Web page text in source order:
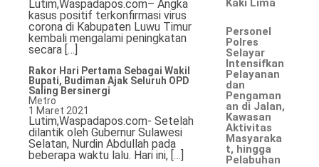
Hiburan
Pendidikan
Edukasi
Tekno
Kaki Lima
Personel
Polres
Selayar
Intensifkan
Pelayanan
dan
Pengaman
an di Jalan,
Kawasan
Aktivitas
Masyaraka
t, hingga
Pelabuhan
Lutim,Waspadapos.com– Angka
kasus positif terkonfirmasi virus
corona di Kabupaten Luwu Timur
kembali mengalami peningkatan
secara […]
Rakor Hari Pertama Sebagai Wakil
Bupati, Budiman Ajak Seluruh OPD
Saling Bersinergi
Metro
1 Maret 2021
Lutim,Waspadapos.com- Setelah
dilantik oleh Gubernur Sulawesi
Selatan, Nurdin Abdullah pada
beberapa waktu lalu. Hari ini, […]